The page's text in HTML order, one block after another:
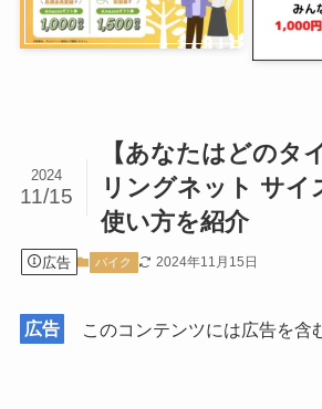
【あなたはどのタ
リングネット サイ
使い方を紹介
2024
11/15
広告 バイク 2024年11月15日
広告 このコンテンツには広告を含